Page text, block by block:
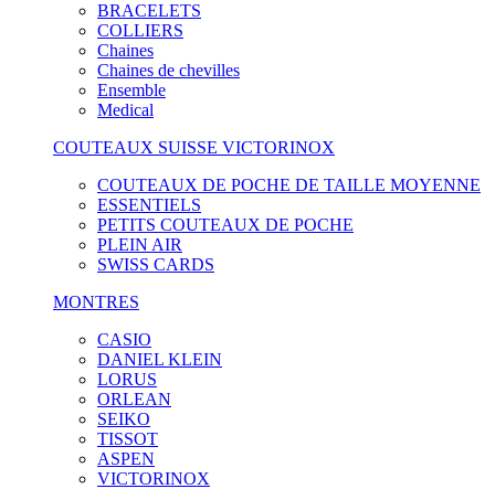
BRACELETS
COLLIERS
Chaines
Chaines de chevilles
Ensemble
Medical
COUTEAUX SUISSE VICTORINOX
COUTEAUX DE POCHE DE TAILLE MOYENNE
ESSENTIELS
PETITS COUTEAUX DE POCHE
PLEIN AIR
SWISS CARDS
MONTRES
CASIO
DANIEL KLEIN
LORUS
ORLEAN
SEIKO
TISSOT
ASPEN
VICTORINOX